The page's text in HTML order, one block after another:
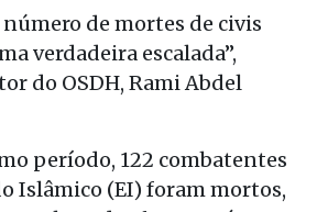
número de mortes de civis
verdadeira escalada”,
do OSDH, Rami Abdel
período, 122 combatentes
Islâmico (EI) foram mortos,